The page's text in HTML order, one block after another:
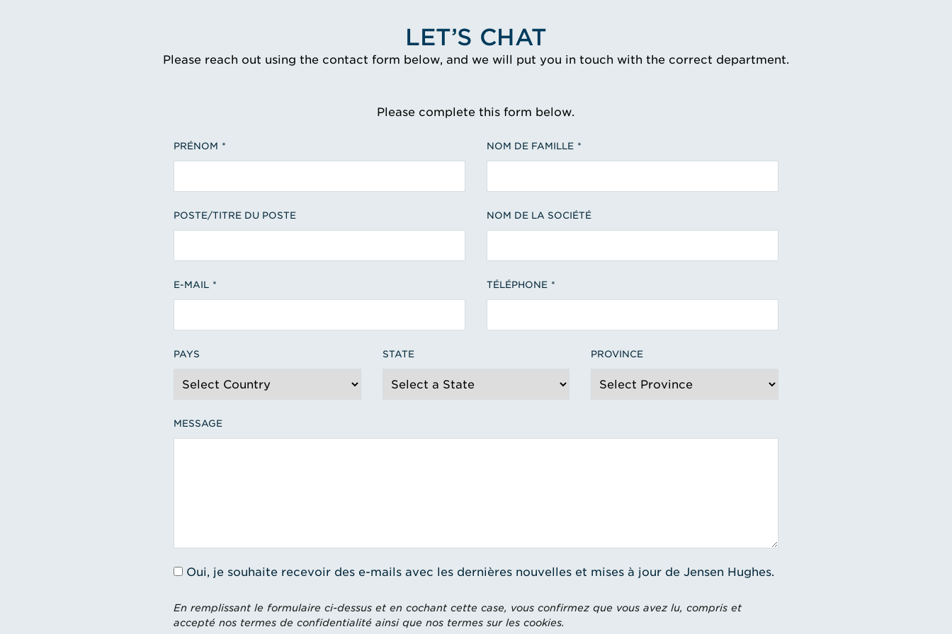
LET’S CHAT
Please reach out using the contact form below, and we will put you in touch with the correct department.
Please complete this form below.
PRÉNOM NOM DE FAMILLE
POSTE/TITRE DU POSTE NOM DE LA SOCIÉTÉ
E-MAIL TÉLÉPHONE
PAYS STATE PROVINCE
MESSAGE
Oui, je souhaite recevoir des e-mails avec les dernières nouvelles et mises à jour de Jensen Hughes.
En remplissant le formulaire ci-dessus et en cochant cette case, vous confirmez que vous avez lu, compris et
accepté nos termes de confidentialité ainsi que nos termes sur les cookies.